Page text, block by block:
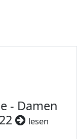
- Damen
lesen